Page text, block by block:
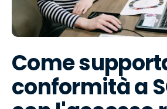
Come
conformità a